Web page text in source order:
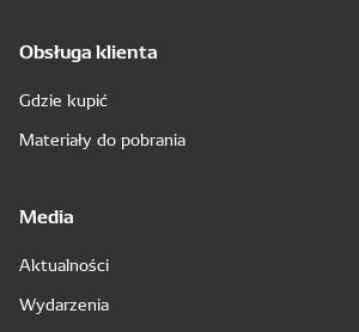
Obsługa klienta
Gdzie kupić
Materiały do pobrania
Media
Aktualności
Wydarzenia